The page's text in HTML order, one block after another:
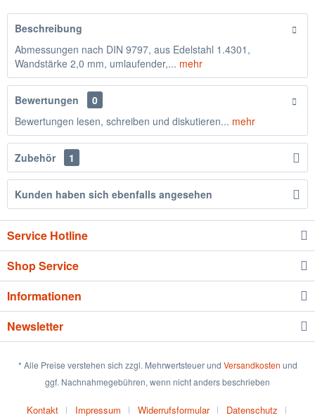
Beschreibung
Abmessungen nach DIN 9797, aus Edelstahl 1.4301,
Wandstärke 2,0 mm, umlaufender,... mehr
Bewertungen
0
Bewertungen lesen, schreiben und diskutieren... mehr
Zubehör 1
Kunden haben sich ebenfalls angesehen
Service Hotline
Shop Service
Informationen
Newsletter
* Alle Preise verstehen sich zzgl. Mehrwertsteuer und Versandkosten und
ggf. Nachnahmegebühren, wenn nicht anders beschrieben
Kontakt Impressum Widerrufsformular Datenschutz